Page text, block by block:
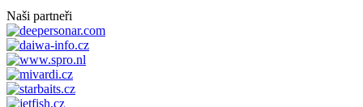
Naši partneři